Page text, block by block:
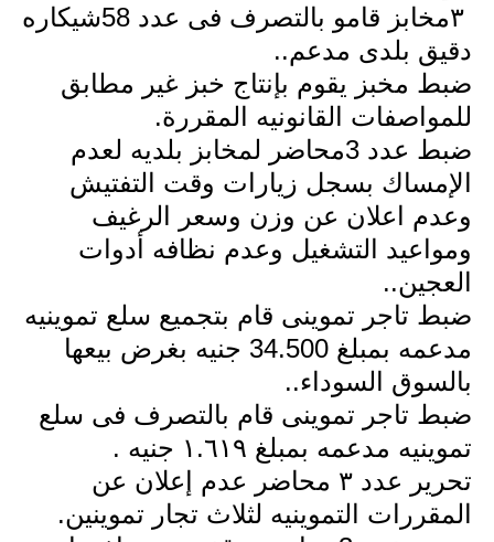
٣مخابز قامو بالتصرف فى عدد 58شيكاره
دقيق بلدى مدعم..
ضبط مخبز يقوم بإنتاج خبز غير مطابق
للمواصفات القانونيه المقررة.
ضبط عدد 3محاضر لمخابز بلديه لعدم
الإمساك بسجل زيارات وقت التفتيش
وعدم اعلان عن وزن وسعر الرغيف
ومواعيد التشغيل وعدم نظافه أدوات
العجين..
ضبط تاجر تموينى قام بتجميع سلع تموينيه
مدعمه بمبلغ 34.500 جنيه بغرض بيعها
بالسوق السوداء..
ضبط تاجر تموينى قام بالتصرف فى سلع
تموينيه مدعمه بمبلغ ١.٦١٩ جنيه .
تحرير عدد ٣ محاضر عدم إعلان عن
المقررات التموينيه لثلاث تجار تموينين.